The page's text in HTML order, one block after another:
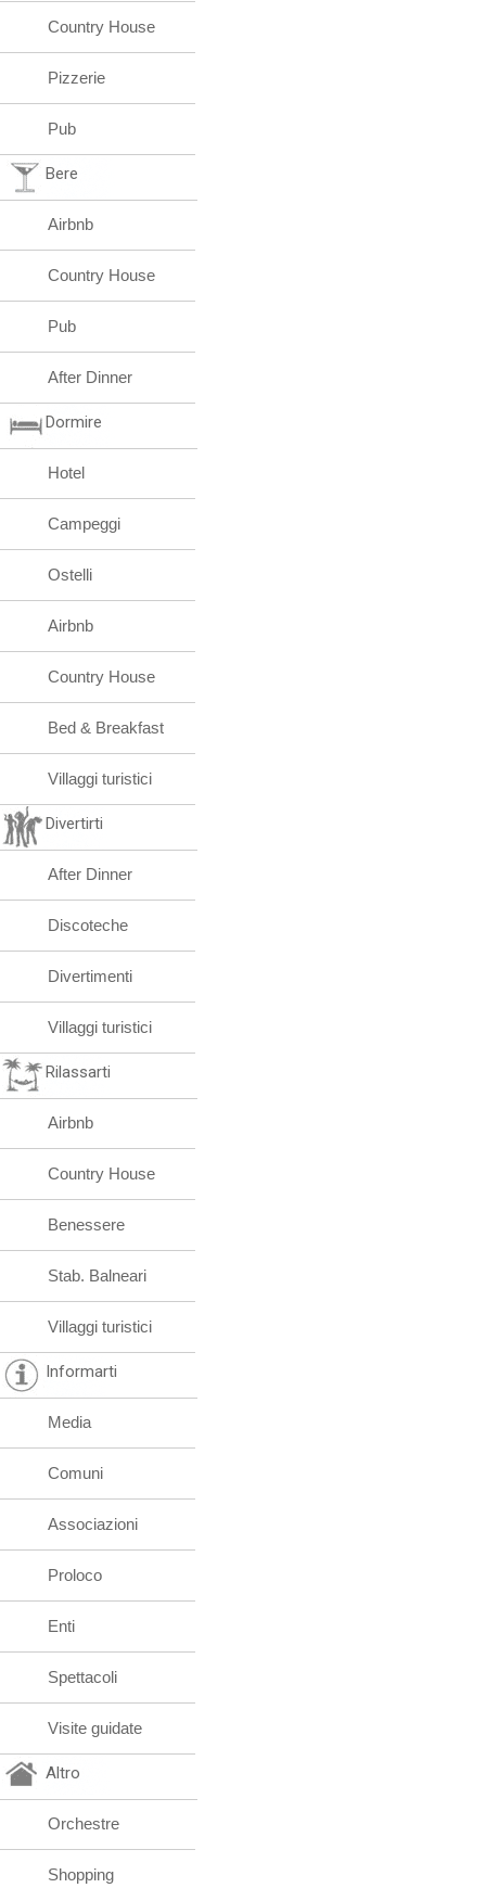
Country House
Pizzerie
Pub
Bere
Airbnb
Country House
Pub
After Dinner
Dormire
Hotel
Campeggi
Ostelli
Airbnb
Country House
Bed & Breakfast
Villaggi turistici
Divertirti
After Dinner
Discoteche
Divertimenti
Villaggi turistici
Rilassarti
Airbnb
Country House
Benessere
Stab. Balneari
Villaggi turistici
Informarti
Media
Comuni
Associazioni
Proloco
Enti
Spettacoli
Visite guidate
Altro
Orchestre
Shopping